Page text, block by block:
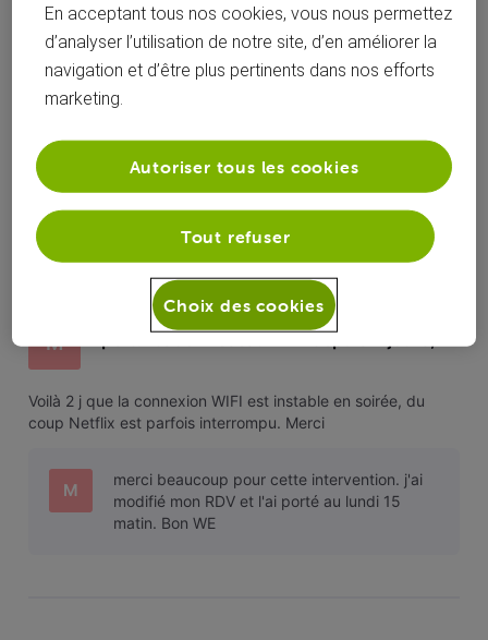
M
Oui effectivement, il y avait une perte non
négligeable du signal. Tout a été remis en
ordre depuis l'arrivée à l'extérieur jusqu'au
de votre intervention.
michel_bielen
a répondu à un commentaire sur la publication de
M perturbation réseau WIFI depuis 2 jours,
Voilà 2 j que la connexion WIFI est instable en soirée, du
coup Netflix est parfois interrompu. Merci
M
merci beaucoup pour cette intervention. j'ai
modifié mon RDV et l'ai porté au lundi 15
matin. Bon WE
En acceptant tous nos cookies, vous nous permettez
d’analyser l’utilisation de notre site, d’en améliorer la
navigation et d’être plus pertinents dans nos efforts
marketing.
Tout refuser
Autoriser tous les cookies
Choix des cookies